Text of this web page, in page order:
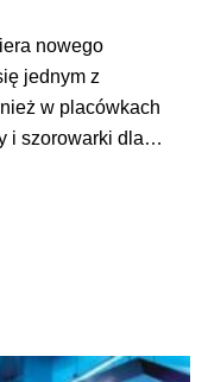
nowego
jednym z
w placówkach
i szorowarki dla
na miejscu badań,